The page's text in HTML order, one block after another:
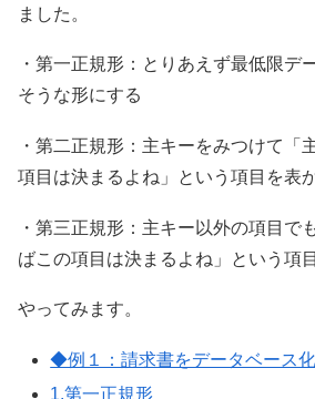
ました。
・第一正規形：とりあえず最低限デ
そうな形にする
・第二正規形：主キーをみつけて「
項目は決まるよね」という項目を表
・第三正規形：主キー以外の項目で
ばこの項目は決まるよね」という項
やってみます。
◆例１：請求書をデータベース化
1.第一正規形